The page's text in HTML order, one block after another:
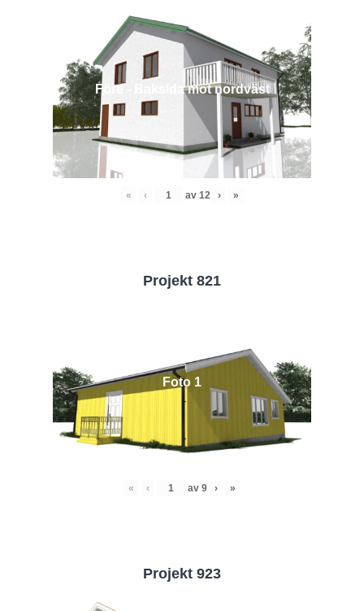
Före - Baksida mot nordväst
« ‹ av 12 › »
Projekt 821
Foto 1
« ‹ av 9 › »
Projekt 923